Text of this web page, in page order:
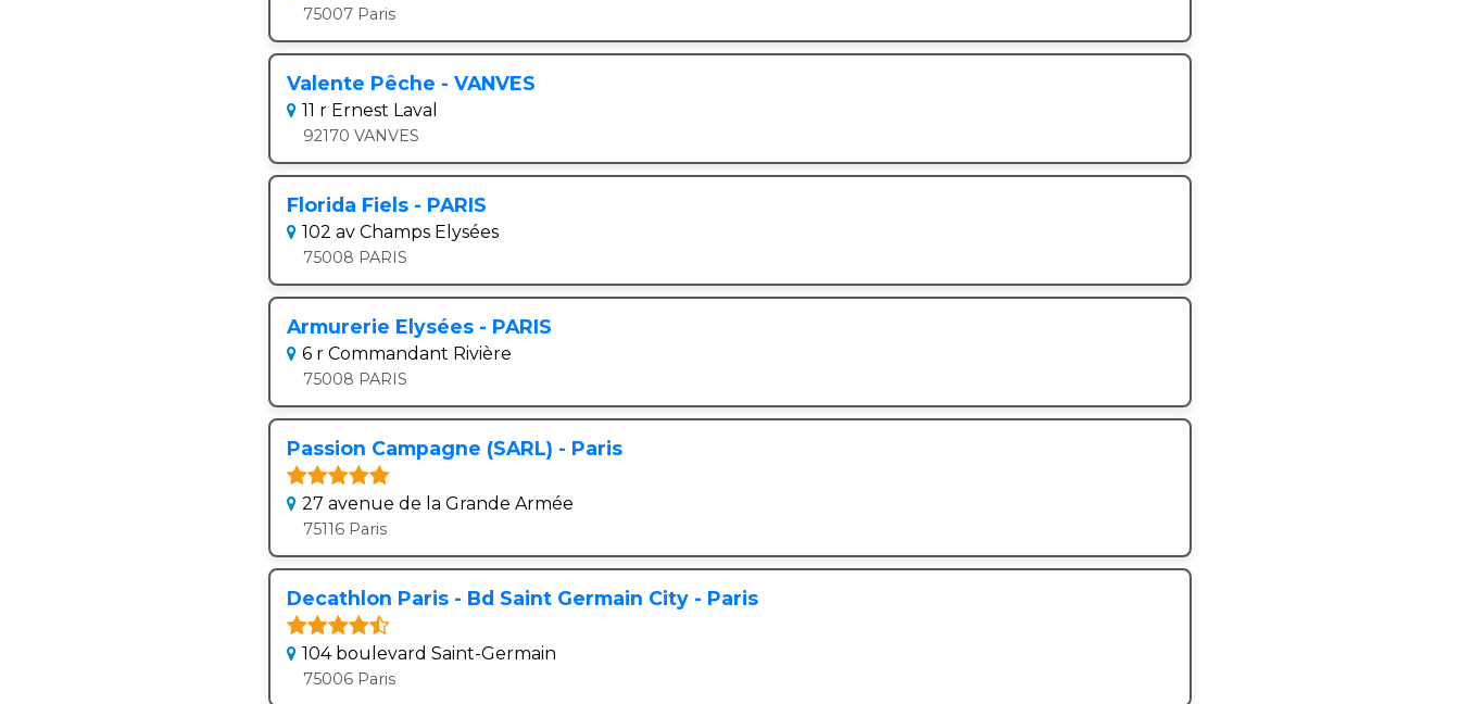
75007 Paris
Valente Pêche - VANVES
11 r Ernest Laval
92170 VANVES
Florida Fiels - PARIS
102 av Champs Elysées
75008 PARIS
Armurerie Elysées - PARIS
6 r Commandant Rivière
75008 PARIS
Passion Campagne (SARL) - Paris
27 avenue de la Grande Armée
75116 Paris
Decathlon Paris - Bd Saint Germain City - Paris
104 boulevard Saint-Germain
75006 Paris